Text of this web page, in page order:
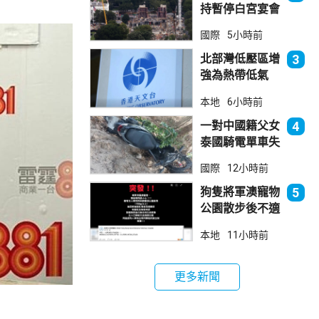
持暫停白宮宴會
國際 5小時前
北部灣低壓區增
強為熱帶低氣
本港直接威脅不
大
3
本地 6小時前
一對中國籍父女
泰國騎電單車失
傷
4
國際 12小時前
狗隻將軍澳寵物
公園散步後不適
跟進
5
本地 11小時前
更多新聞